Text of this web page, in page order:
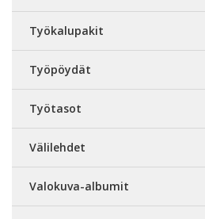
Työkalupakit
Työpöydät
Työtasot
Välilehdet
Valokuva-albumit